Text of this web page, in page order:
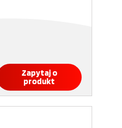
Zapytaj o
produkt